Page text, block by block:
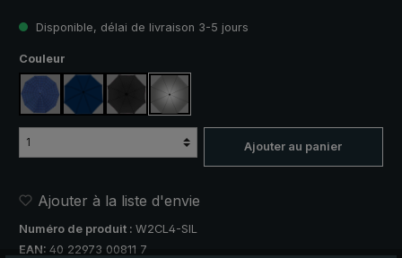
Disponible, délai de livraison 3-5 jours
Sélectionnez
Couleur
bleu, à carreaux
bleu marine
noir argent, protection UV 50+
Ajouter au panier
Ajouter à la liste d'envie
Numéro de produit : W2CL4-SIL
EAN: 40 22973 00811 7